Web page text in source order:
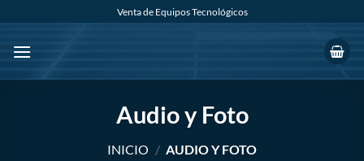
contenido
Venta de Equipos Tecnológicos
Audio y Foto
INICIO / AUDIO Y FOTO